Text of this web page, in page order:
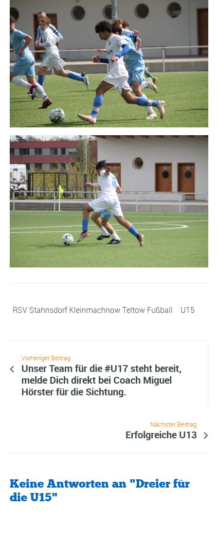
RSV Stahnsdorf Kleinmachnow Teltow Fußball U15
Vorheriger Beitrag
Unser Team für die #U17 steht bereit,
melde Dich direkt bei Coach Miguel
Hörster für die Sichtung.
Nächster Beitrag
Erfolgreiche U13
Keine Antworten an "Dreier für
die U15"